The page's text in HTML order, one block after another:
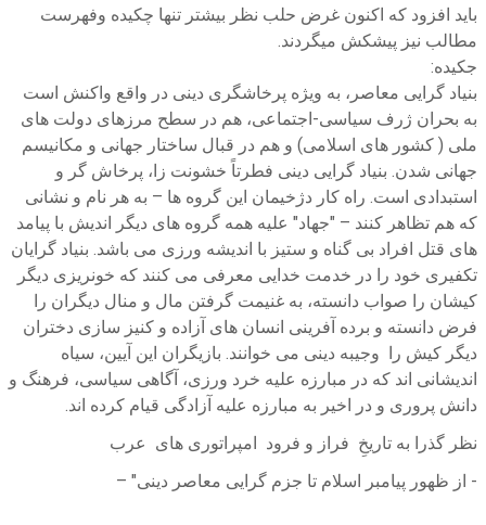
باید افزود که اکنون غرض حلب نظر بیشتر تنها چکیده وفهرست
مطالب نیز پیشکش میگردند.
جکیده:
بنیاد گرایی معاصر، به ویژه پرخاشگری دینی در واقع واکنش است
به بحران ژرف سیاسی-اجتماعی، هم در سطح مرزهای دولت های
ملی ( کشور های اسلامی) و هم در قبال ساختار جهانی و مکانیسم
جهانی شدن. بنیاد گرایی دینی فطرتاً خشونت زا، پرخاش گر و
استبدادی است. راه کار دژخیمان این گروه ها – به هر نام و نشانی
که هم تظاهر کنند – "جهاد" علیه همه گروه های دیگر اندیش با پیامد
های قتل افراد بی گناه و ستیز با اندیشه ورزی می باشد. بنیاد گرایان
تکفیری خود را در خدمت خدایی معرفی می کنند که خونریزی دیگر
کیشان را صواب دانسته، به غنیمت گرفتن مال و منال دیگران را
فرض دانسته و برده آفرینی انسان های آزاده و کنیز سازی دختران
دیگر کیش را وجیبه دینی می خوانند. بازیگران این آیین، سیاه
اندیشانی اند که در مبارزه علیه خرد ورزی، آگاهی سیاسی، فرهنگ و
دانش پروری و در اخیر به مبارزه علیه آزادگی قیام کرده اند.
نظر گذرا به تاریخِ فراز و فرود امپراتوری های عرب
- از ظهور پیامبر اسلام تا جزم گرایی معاصر دینی" –